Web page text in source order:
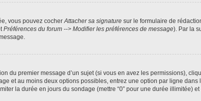
vous pouvez cocherAttacher sa signature sur le formulaire de
Préférences du forum --> Modifier les préférences de message). Par la
du premier message d’un sujet (si vous en avez les permissions),
et au moins deux options possibles, entrez une option par ligne
la durée en jours du sondage (mettre “0” pour une durée illimitée)